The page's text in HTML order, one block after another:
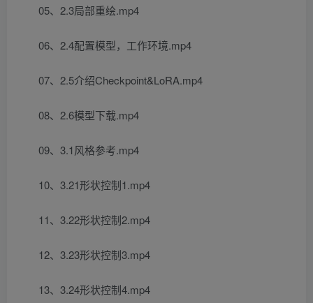
05、2.3局部重绘.mp4
06、2.4配置模型，工作环境.mp4
07、2.5介绍Checkpoint&LoRA.mp4
08、2.6模型下载.mp4
09、3.1风格参考.mp4
10、3.21形状控制1.mp4
11、3.22形状控制2.mp4
12、3.23形状控制3.mp4
13、3.24形状控制4.mp4